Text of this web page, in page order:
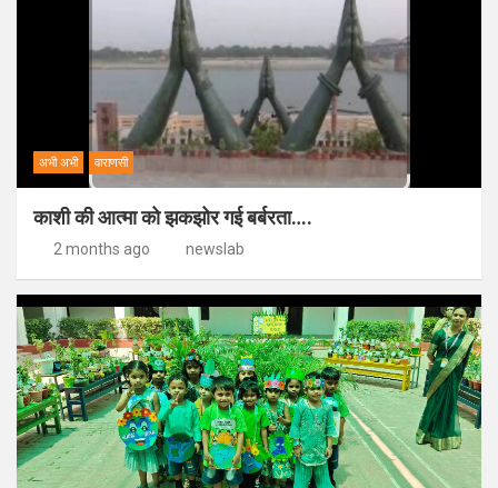
अभी अभी वाराणसी
काशी की आत्मा को झकझोर गई बर्बरता….
2 months ago newslab